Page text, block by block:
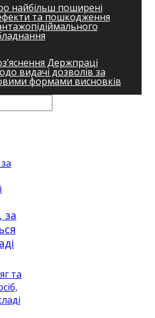
найбільш поширені
та пошкодження
Держпраці
видачі дозволів за
формами висновків
за